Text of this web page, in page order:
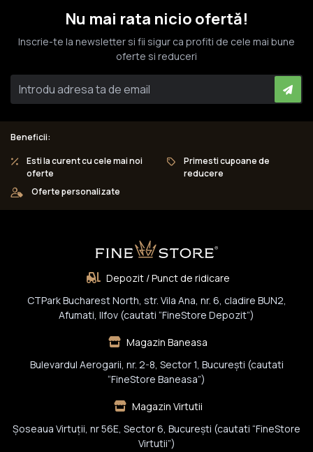
Nu mai rata nicio ofertă!
Inscrie-te la newsletter si fii sigur ca profiti de cele mai bune
oferte si reduceri
Beneficii:
Esti la curent cu cele mai noi
oferte
Primesti cupoane de
reducere
Oferte personalizate
Depozit / Punct de ridicare
CTPark Bucharest North, str. Vila Ana, nr. 6, cladire BUN2,
Afumati, Ilfov (cautati “FineStore Depozit”)
Magazin Baneasa
Bulevardul Aerogarii, nr. 2-8, Sector 1, Bucureşti (cautati
“FineStore Baneasa”)
Magazin Virtutii
Șoseaua Virtuții, nr 56E, Sector 6, București (cautati “FineStore
Virtutii”)